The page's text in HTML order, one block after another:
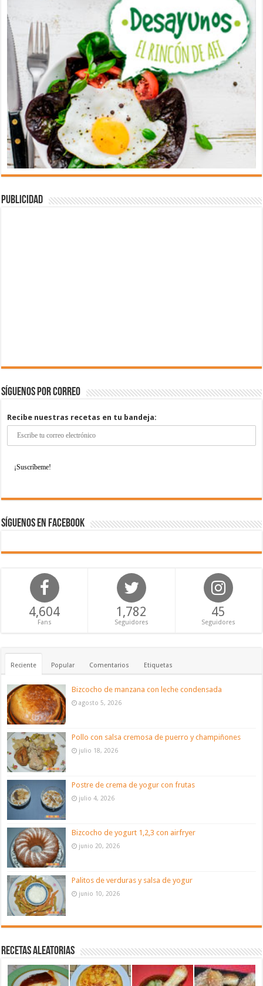
Publicidad
Síguenos por correo
Recibe nuestras recetas en tu bandeja:
Síguenos en Facebook
4,604
Fans
1,782
Seguidores
45
Seguidores
Reciente Popular Comentarios Etiquetas
Bizcocho de manzana con leche condensada
agosto 5, 2026
Pollo con salsa cremosa de puerro y champiñones
julio 18, 2026
Postre de crema de yogur con frutas
julio 4, 2026
Bizcocho de yogurt 1,2,3 con airfryer
junio 20, 2026
Palitos de verduras y salsa de yogur
junio 10, 2026
Recetas aleatorias